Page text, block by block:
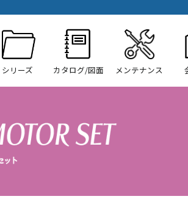
シリーズ カタログ/図面 メンテナンス